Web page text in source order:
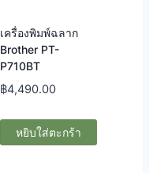
เครื่องพิมพ์ฉลาก
Brother PT-
P710BT
฿4,490.00
หยิบใส่ตะกร้า